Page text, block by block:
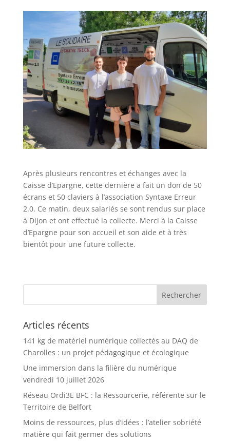
Après plusieurs rencontres et échanges avec la
Caisse d’Epargne, cette dernière a fait un don de 50
écrans et 50 claviers à l’association Syntaxe Erreur
2.0. Ce matin, deux salariés se sont rendus sur place
à Dijon et ont effectué la collecte. Merci à la Caisse
d’Epargne pour son accueil et son aide et à très
bientôt pour une future collecte.
Articles récents
141 kg de matériel numérique collectés au DAQ de
Charolles : un projet pédagogique et écologique
Une immersion dans la filière du numérique
vendredi 10 juillet 2026
Réseau Ordi3E BFC : la Ressourcerie, référente sur le
Territoire de Belfort
Moins de ressources, plus d’idées : l’atelier sobriété
matière qui fait germer des solutions